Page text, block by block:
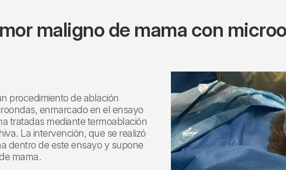
maligno de mama con
procedimiento de ablación
enmarcado en el ensayo
tratadas mediante termoablación
La intervención, que se realizó
dentro de este ensayo y supone
mama.